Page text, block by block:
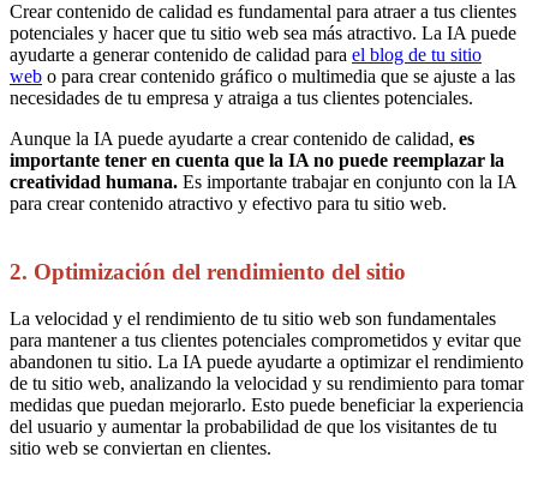
Crear contenido de calidad es fundamental para atraer a tus clientes
potenciales y hacer que tu sitio web sea más atractivo. La IA puede
ayudarte a generar contenido de calidad para el blog de tu sitio
web o para crear contenido gráfico o multimedia que se ajuste a las
necesidades de tu empresa y atraiga a tus clientes potenciales.
Aunque la IA puede ayudarte a crear contenido de calidad, es
importante tener en cuenta que la IA no puede reemplazar la
creatividad humana. Es importante trabajar en conjunto con la IA
para crear contenido atractivo y efectivo para tu sitio web.
2. Optimización del rendimiento del sitio
La velocidad y el rendimiento de tu sitio web son fundamentales
para mantener a tus clientes potenciales comprometidos y evitar que
abandonen tu sitio. La IA puede ayudarte a optimizar el rendimiento
de tu sitio web, analizando la velocidad y su rendimiento para tomar
medidas que puedan mejorarlo. Esto puede beneficiar la experiencia
del usuario y aumentar la probabilidad de que los visitantes de tu
sitio web se conviertan en clientes.